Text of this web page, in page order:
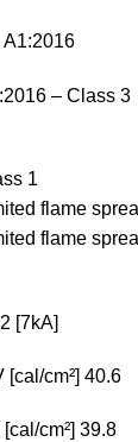
A1:2016
– Class 3
1
flame
flame
[7kA]
[cal/cm²] 40.6
cm²] 39.8